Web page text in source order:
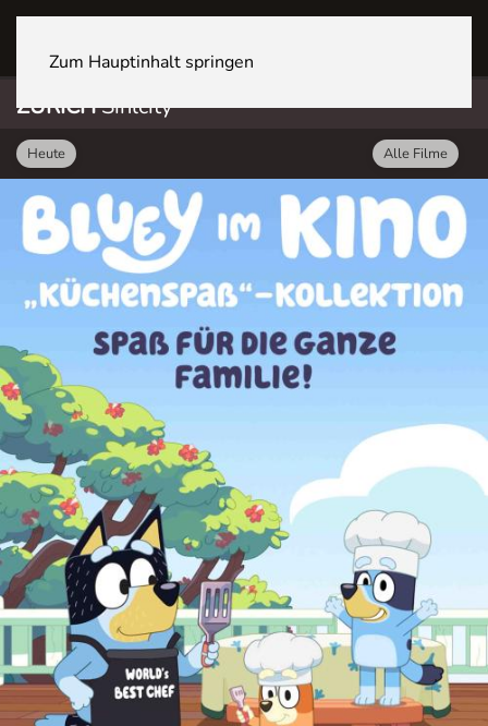
Zum Hauptinhalt springen
ZÜRICHSihlcity
Heute Alle Filme